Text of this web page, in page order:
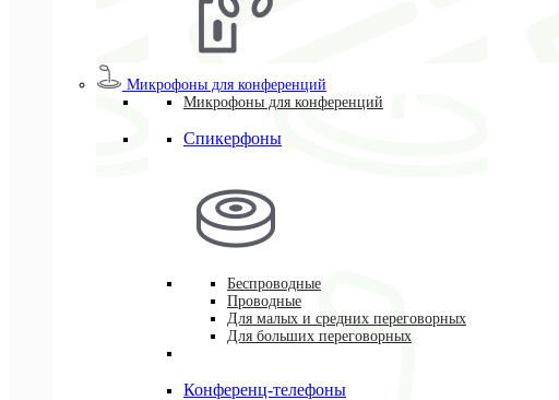
Микрофоны для конференций
Микрофоны для конференций
Спикерфоны
Беспроводные
Проводные
Для малых и средних переговорных
Для больших переговорных
Конференц-телефоны